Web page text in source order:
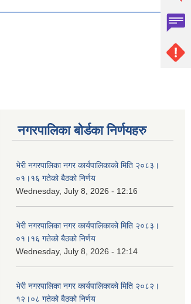
नगरपालिका बोर्डका निर्णयहरु
भेरी नगरपालिका नगर कार्यपालिकाको मिति २०८३।
०१।१६ गतेको बैठको निर्णय
Wednesday, July 8, 2026 - 12:16
भेरी नगरपालिका नगर कार्यपालिकाको मिति २०८३।
०१।१६ गतेको बैठको निर्णय
Wednesday, July 8, 2026 - 12:14
भेरी नगरपालिका नगर कार्यपालिकाको मिति २०८२।
१२।०८ गतेको बैठको निर्णय